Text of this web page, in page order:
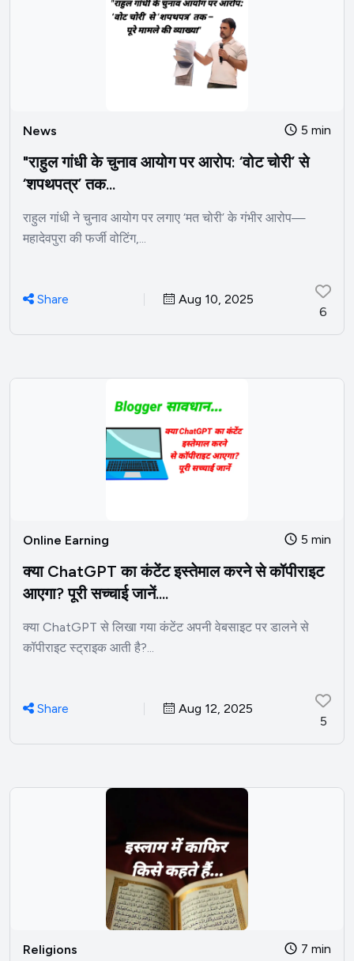
News 5 min
"राहुल गांधी के चुनाव आयोग पर आरोप: ‘वोट चोरी’ से
‘शपथपत्र’ तक...
राहुल गांधी ने चुनाव आयोग पर लगाए ‘मत चोरी’ के गंभीर आरोप—
महादेवपुरा की फर्जी वोटिंग,...
Share
Aug 10, 2025
6
Online Earning 5 min
क्या ChatGPT का कंटेंट इस्तेमाल करने से कॉपीराइट
आएगा? पूरी सच्चाई जानें....
क्या ChatGPT से लिखा गया कंटेंट अपनी वेबसाइट पर डालने से
कॉपीराइट स्ट्राइक आती है?...
Share
Aug 12, 2025
5
Religions 7 min